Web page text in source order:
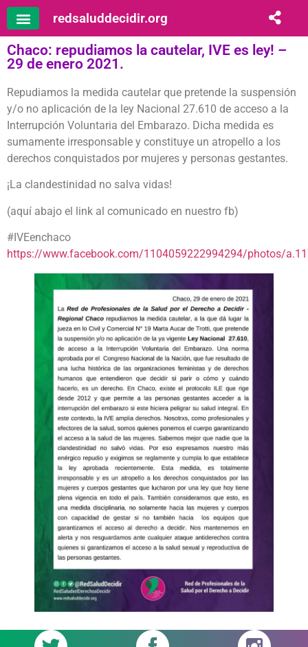
redsaluddecidir.org
Chaco: repudiamos la cautelar, IVE es ley! –
29 de enero 2021.
Repudiamos la medida cautelar que pretende la suspensión
y/o no aplicación de la ley Nacional 27.610 de acceso a la
Interrupción Voluntaria del Embarazo. Dicha medida es
sumamente irresponsable y constituye un atropello a los
derechos conquistados por mujeres y personas gestantes.
¡La clandestinidad no salva vidas!
(aquí abajo el link al comunicado en nuestro fb)
#IVEenchaco
https://www.facebook.com/1104059222994294/photos/